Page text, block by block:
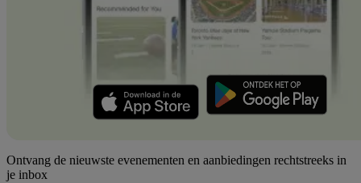
Ontvang de nieuwste evenementen en aanbiedingen rechtstreeks in
je inbox